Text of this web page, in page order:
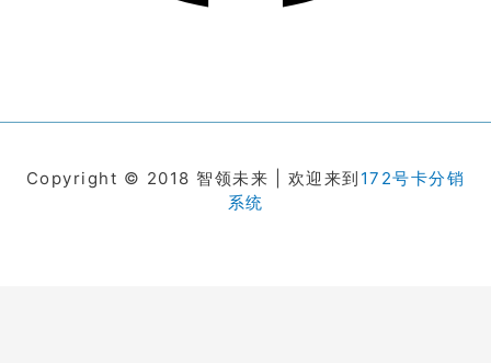
Copyright © 2018 智领未来 | 欢迎来到 172号卡分销
系统